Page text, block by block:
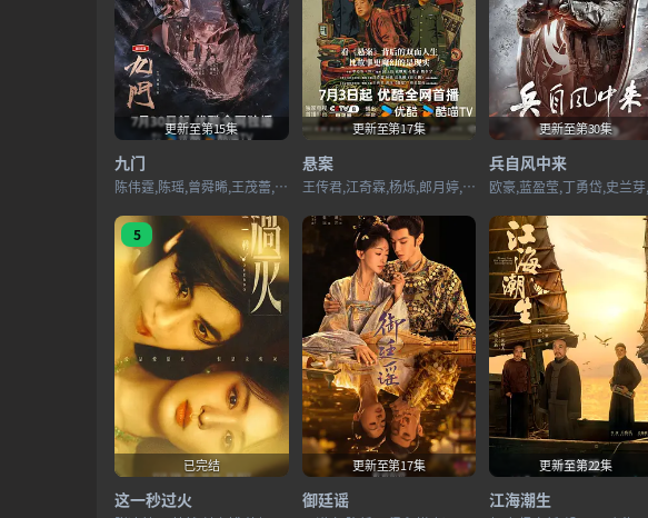
更新至第15集
九门
陈伟霆,陈瑶,曾舜晞,王茂蕾,王奕婷,李乃文,释小龙,应灏铭,季肖冰,胡耘豪,徐正溪,章涛,王祖一,刘畅,杨钧丞,杨昊博,陈鸿锦,吴圣麒,林秋楠,扈帷,雷丰瑞
更新至第17集
悬案
王传君,江奇霖,杨烁,郎月婷,岳云鹏,姜冠南,黄觉,曾美慧孜,公磊,王砚辉,艾丽娅,甘昀宸,刘丹,刘畅,刘洋,金泽灏,周野芒,董牧沙,葛四,翟小兴,尚铁龙,黄璐
更新至第30集
兵自风中来
5
已完结
这一秒过火
更新至第17集
御廷谣
更新至第22集
江海潮生